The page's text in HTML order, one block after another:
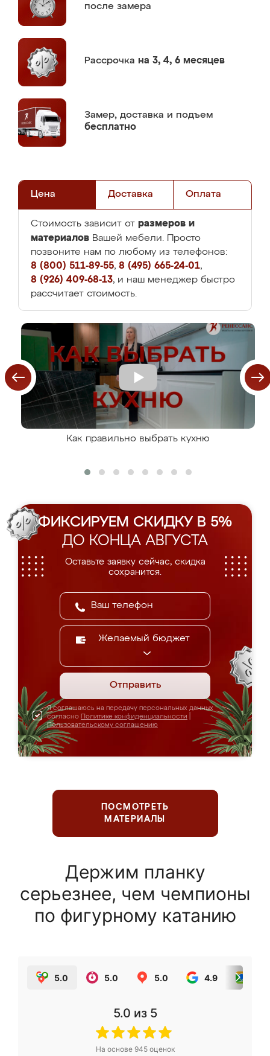
после замера
Рассрочка на 3, 4, 6 месяцев
Замер, доставка и подъем
бесплатно
Цена Доставка Оплата
Стоимость зависит от размеров и
материалов Вашей мебели. Просто
позвоните нам по любому из телефонов:
8 (800) 511-89-55, 8 (495) 665-24-01,
8 (926) 409-68-13, и наш менеджер быстро
рассчитает стоимость.
Как правильно выбрать кухню
ФИКСИРУЕМ СКИДКУ В 5%
ДО КОНЦА АВГУСТА
Оставьте заявку сейчас, скидка
сохранится.
Желаемый бюджет
Отправить
Я соглашаюсь на передачу персональных данных
согласно Политике конфиденциальности
Пользовательскому соглашению
ПОСМОТРЕТЬ
МАТЕРИАЛЫ
Держим планку
серьезнее, чем чемпионы
по фигурному катанию
5.0 5.0 5.0 4.9
5.0 из 5
На основе 945оценок